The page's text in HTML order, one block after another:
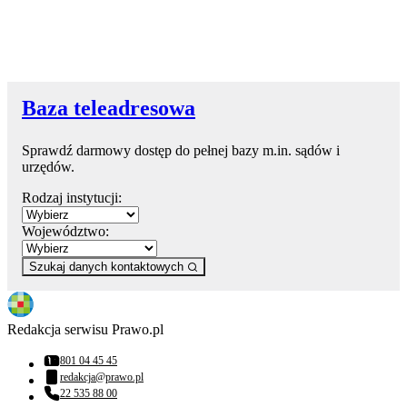
Baza teleadresowa
Sprawdź darmowy dostęp do pełnej bazy m.in. sądów i
urzędów.
Rodzaj instytucji:
Województwo:
Szukaj danych kontaktowych
Redakcja serwisu Prawo.pl
Numer telefonu:
801 04 45 45
Adres email:
redakcja@prawo.pl
Numer telefonu:
22 535 88 00